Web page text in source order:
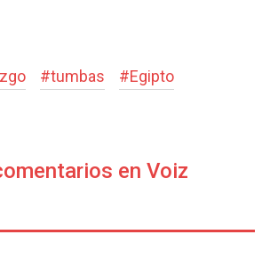
#tumbas #Egipto
en Voiz